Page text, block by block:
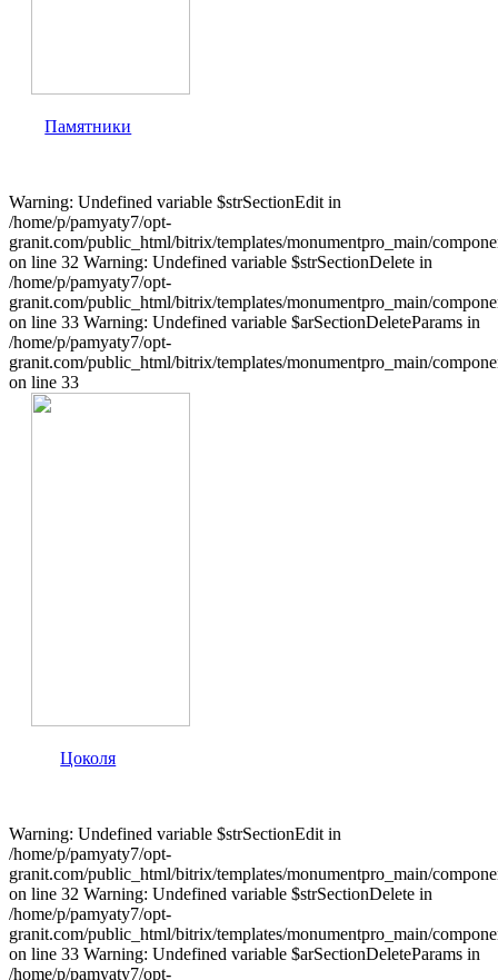
Памятники
Warning: Undefined variable $strSectionEdit in
/home/p/pamyaty7/opt-
granit.com/public_html/bitrix/templates/monumentpro_main/
on line 32 Warning: Undefined variable $strSectionDelete in
/home/p/pamyaty7/opt-
granit.com/public_html/bitrix/templates/monumentpro_main/
on line 33 Warning: Undefined variable $arSectionDeleteParams in
/home/p/pamyaty7/opt-
granit.com/public_html/bitrix/templates/monumentpro_main/
on line 33
Цоколя
Warning: Undefined variable $strSectionEdit in
/home/p/pamyaty7/opt-
granit.com/public_html/bitrix/templates/monumentpro_main/
on line 32 Warning: Undefined variable $strSectionDelete in
/home/p/pamyaty7/opt-
granit.com/public_html/bitrix/templates/monumentpro_main/
on line 33 Warning: Undefined variable $arSectionDeleteParams in
/home/p/pamyaty7/opt-